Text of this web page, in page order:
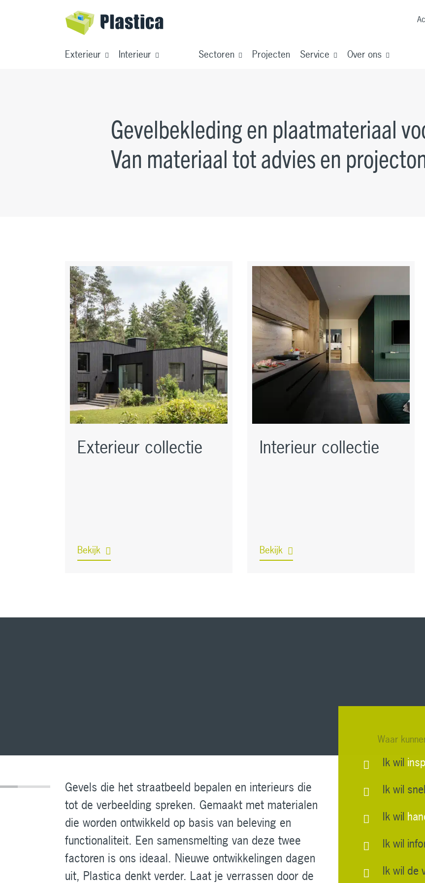
Exterieur Interieur Sectoren Projecten Service Over ons
Gevelbekleding en plaatmateriaal
Van materiaal tot advies en
Exterieur collectie
Bekijk
Interieur collectie
Bekijk
Gevels die het straatbeeld bepalen en interieurs die
tot de verbeelding spreken. Gemaakt met materialen
die worden ontwikkeld op basis van beleving en
functionaliteit. Een samensmelting van deze twee
factoren is ons ideaal. Nieuwe ontwikkelingen dagen
uit, Plastica denkt verder. Laat je verrassen door de
Waar
Ik wil
Ik wil snel
Ik wil
Ik wil
Ik wil de